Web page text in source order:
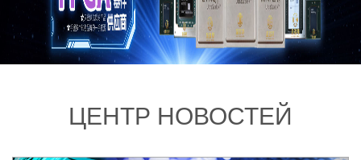
ЦЕНТР НОВОСТЕЙ